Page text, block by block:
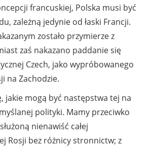
francuskiej, Polska musi być
zależną jedynie od łaski Francji.
zostało przymierze z
zaś nakazano paddanie się
Czech, jako wypróbowanego
na Zachodzie.
jakie mogą być następstwa tej na
polityki. Mamy przeciwko
nienawiść całej
Rosji bez różnicy stronnictw; z